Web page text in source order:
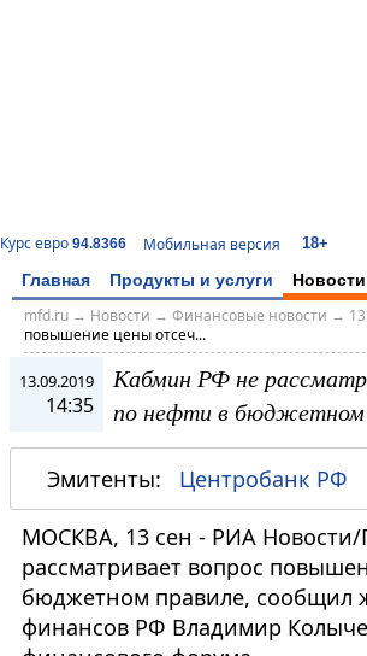
Курс евро 94.8366 Мобильная версия 18+
Главная Продукты и услуги Новости
mfd.ru→ Новости → Финансовые новости →
повышение цены отсеч...
13.09.2019
14:35
Кабмин РФ не
по нефти в
Эмитенты: Центробанк РФ
МОСКВА, 13 сен - РИА
рассматривает вопрос
бюджетном правиле, сообщил
финансов РФ Владимир